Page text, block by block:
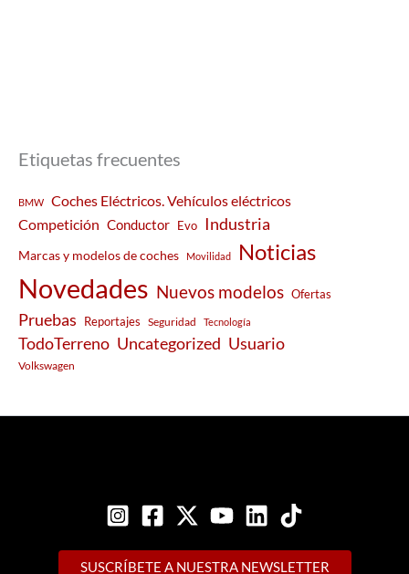
Etiquetas frecuentes
BMW
Coches Eléctricos. Vehículos eléctricos
Competición Conductor Evo Industria
Marcas y modelos de coches Movilidad Noticias
Novedades Nuevos modelos Ofertas
Pruebas Reportajes Seguridad Tecnología
TodoTerreno Uncategorized Usuario
Volkswagen
SUSCRÍBETE A NUESTRA NEWSLETTER